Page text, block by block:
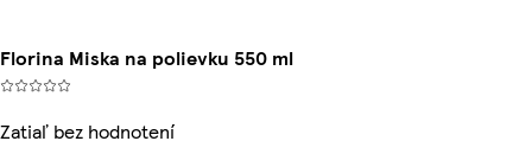
Florina Miska na polievku 550 ml
Zatiaľ bez hodnotení